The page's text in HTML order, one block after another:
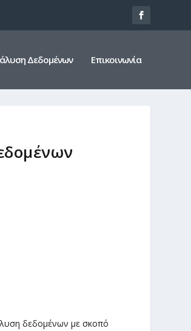
Δεδομένων Επικοινωνία
δεδομένων με σκοπό